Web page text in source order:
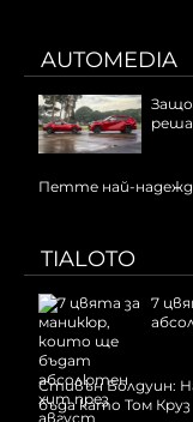
AUTOMEDIA
Защо
Петте най-
TIALOTO
7
Стивън Болдуин:
бъда като Том Круз